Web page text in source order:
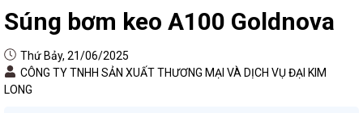
Súng bơm keo A100 Goldnova
Thứ Bảy, 21/06/2025
CÔNG TY TNHH SẢN XUẤT THƯƠNG MẠI VÀ DỊCH VỤ ĐẠI KIM
LONG